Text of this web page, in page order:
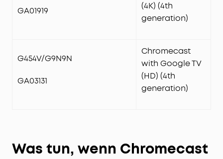
GA01919
(4K) (4th
generation)
G454V/G9N9N
GA03131
Chromecast
with Google TV
(HD) (4th
generation)
Was tun, wenn Chromecast